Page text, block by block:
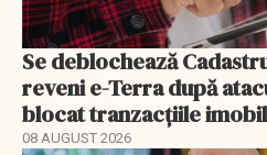
Se deblochează
reveni e-Terra după
blocat tranzacțiile
08 AUGUST 2026